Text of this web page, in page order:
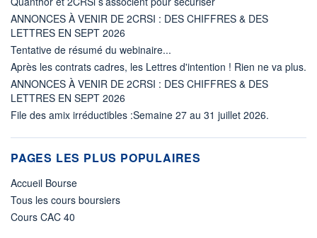
ANNONCES À VENIR DE 2CRSI : DES CHIFFRES & DES
LETTRES EN SEPT 2026
Tentative de résumé du webinaire...
Après les contrats cadres, les Lettres d'intention ! Rien ne va plus.
ANNONCES À VENIR DE 2CRSI : DES CHIFFRES & DES
LETTRES EN SEPT 2026
File des amix irréductibles :Semaine 27 au 31 juillet 2026.
PAGES LES PLUS POPULAIRES
Accueil Bourse
Tous les cours boursiers
Cours CAC 40